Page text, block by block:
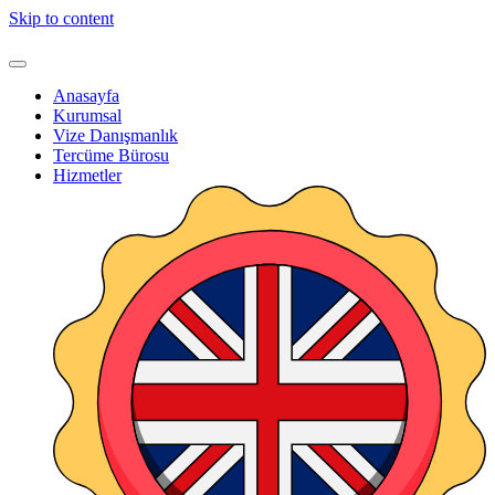
Skip to content
Anasayfa
Kurumsal
Vize Danışmanlık
Tercüme Bürosu
Hizmetler